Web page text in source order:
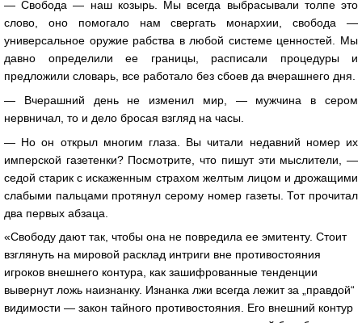
— Свобода — наш козырь. Мы всегда выбрасывали толпе это
слово, оно помогало нам свергать монархии, свобода —
универсальное оружие рабства в любой системе ценностей. Мы
давно определили ее границы, расписали процедуры и
предложили словарь, все работало без сбоев да вчерашнего дня.
— Вчерашний день не изменил мир, — мужчина в сером
нервничал, то и дело бросая взгляд на часы.
— Но он открыл многим глаза. Вы читали недавний номер их
имперской газетенки? Посмотрите, что пишут эти мыслители, —
седой старик с искаженным страхом желтым лицом и дрожащими
слабыми пальцами протянул серому номер газеты. Тот прочитал
два первых абзаца.
«Свободу дают так, чтобы она не повредила ее эмитенту. Стоит
взглянуть на мировой расклад интриги вне противостояния
игроков внешнего контура, как зашифрованные тенденции
вывернут ложь наизнанку. Изнанка лжи всегда лежит за „правдой“
видимости — закон тайного противостояния. Его внешний контур